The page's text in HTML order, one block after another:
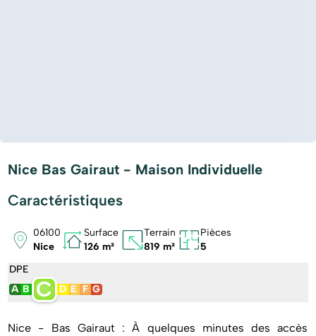
Nice Bas Gairaut - Maison Individuelle
Caractéristiques
06100
Nice
Surface
126 m²
Terrain
819 m²
Pièces
5
DPE
A B C D E F G
Nice - Bas Gairaut : À quelques minutes des accès